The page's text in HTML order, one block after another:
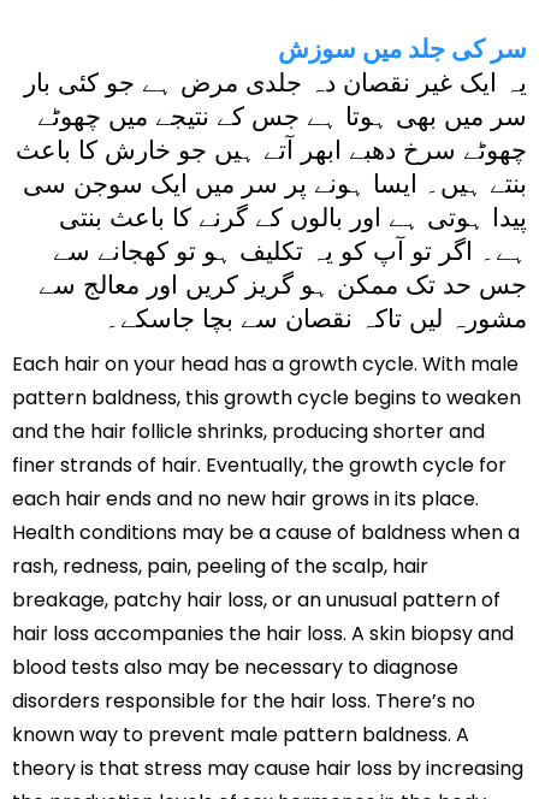
سر کی جلد میں سوزش
یہ ایک غیر نقصان دہ جلدی مرض ہے جو کئی بار
سر میں بھی ہوتا ہے جس کے نتیجے میں چھوٹے
چھوٹے سرخ دھبے ابھر آتے ہیں جو خارش کا باعث
بنتے ہیں۔ ایسا ہونے پر سر میں ایک سوجن سی
پیدا ہوتی ہے اور بالوں کے گرنے کا باعث بنتی
ہے۔ اگر تو آپ کو یہ تکلیف ہو تو کھجانے سے
جس حد تک ممکن ہو گریز کریں اور معالج سے
مشورہ لیں تاکہ نقصان سے بچا جاسکے۔
Each hair on your head has a growth cycle. With male
pattern baldness, this growth cycle begins to weaken
and the hair follicle shrinks, producing shorter and
finer strands of hair. Eventually, the growth cycle for
each hair ends and no new hair grows in its place.
Health conditions may be a cause of baldness when a
rash, redness, pain, peeling of the scalp, hair
breakage, patchy hair loss, or an unusual pattern of
hair loss accompanies the hair loss. A skin biopsy and
blood tests also may be necessary to diagnose
disorders responsible for the hair loss. There’s no
known way to prevent male pattern baldness. A
theory is that stress may cause hair loss by increasing